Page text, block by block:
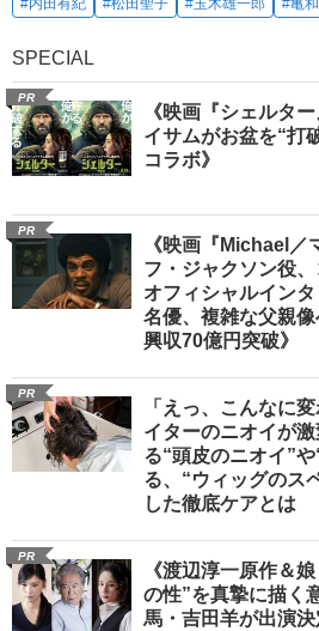
SPECIAL
PR
《映画『シェルタ
イサムがお盆を“打
コラボ》
PR
《映画『Michael／
フ・ジャクソン役
オフィシャルイン
名優、複雑な父親
興収70億円突破》
PR
「えっ、こんなに
イターのニオイが
る“頭皮のニオイ”
る、“ウィッグのス
した徹底ケアとは
PR
《渡辺淳一原作＆
の性”を真摯に描く
馬・吉田羊が出演